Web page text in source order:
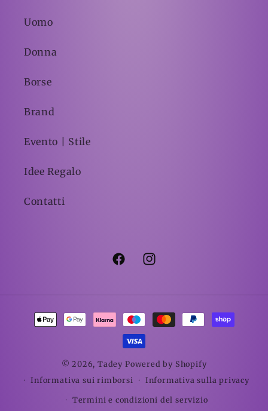
Uomo
Donna
Borse
Brand
Evento | Stile
Idee Regalo
Contatti
FacebookInstagram
Metodi
© 2026,Tadey Powered by Shopify
Informativa sui rimborsi
Informativa sulla privacy
Termini e condizioni del servizio